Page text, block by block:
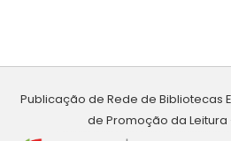
Publicação de Rede de Bibliotecas
de Promoção da Leitura ·